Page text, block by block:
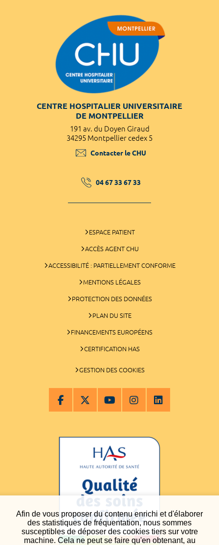
Afin de vous proposer du contenu enrichi et d'élaborer
des statistiques de fréquentation, nous sommes
susceptibles de déposer des cookies tiers sur votre
machine. Cela ne peut se faire qu'en obtenant, au
CENTRE HOSPITALIER UNIVERSITAIRE
DE MONTPELLIER
191 av. du Doyen Giraud
34295 Montpellier cedex 5
Contacter le CHU
04 67 33 67 33
ESPACE PATIENT
ACCÈS AGENT CHU
ACCESSIBILITÉ : PARTIELLEMENT CONFORME
MENTIONS LÉGALES
PROTECTION DES DONNÉES
PLAN DU SITE
FINANCEMENTS EUROPÉENS
CERTIFICATION HAS
GESTION DES COOKIES